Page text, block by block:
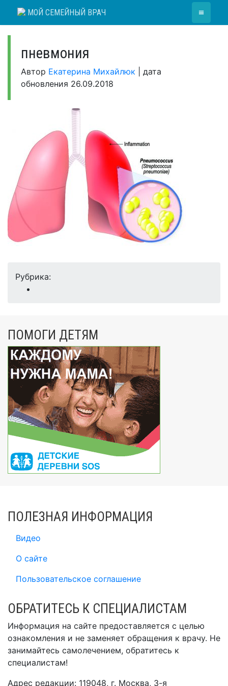
МОЙ СЕМЕЙНЫЙ ВРАЧ ≡
пневмония
Автор Екатерина Михайлюк
дата
обновления 26.09.2018
Рубрика:
ПОМОГИ ДЕТЯМ
ПОЛЕЗНАЯ ИНФОРМАЦИЯ
Видео
О сайте
Пользовательское соглашение
ОБРАТИТЕСЬ К СПЕЦИАЛИСТАМ
Информация на сайте предоставляется с целью
ознакомления и не заменяет обращения к врачу. Не
занимайтесь самолечением, обратитесь к
специалистам!
Адрес редакции: 119048, г. Москва, 3-я